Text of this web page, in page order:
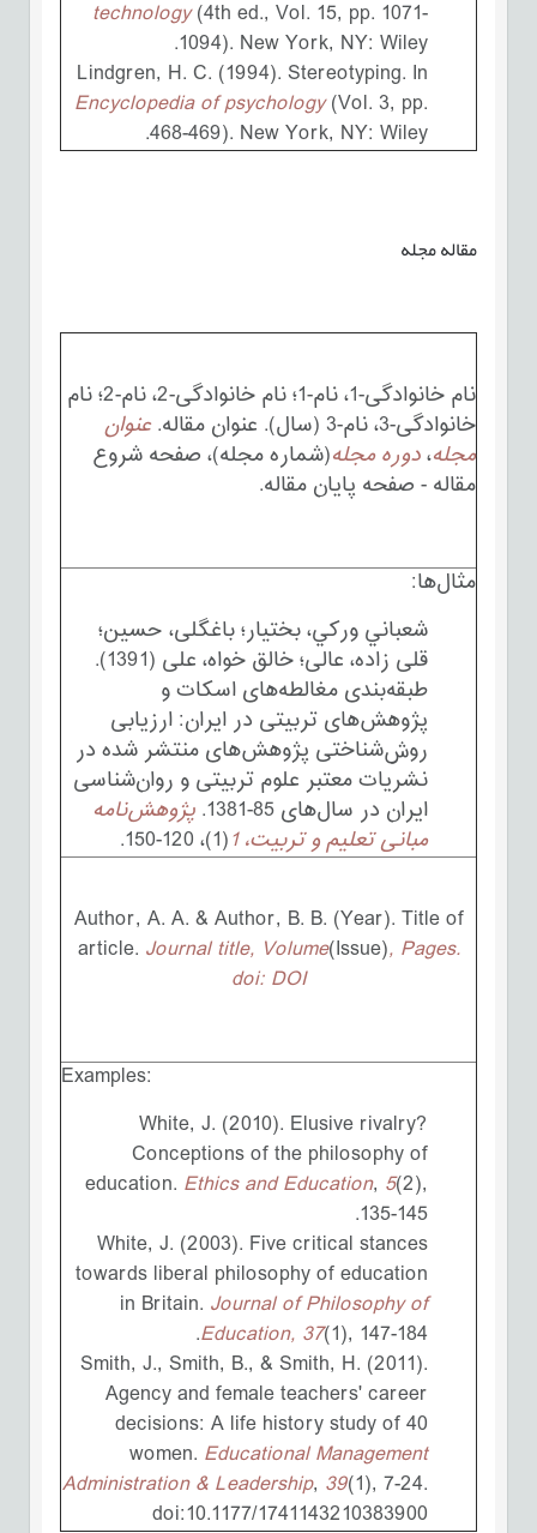
technology (4th ed., Vol. 15, pp. 1071-
1094). New York, NY: Wiley.
Lindgren, H. C. (1994). Stereotyping. In
Encyclopedia of psychology(Vol. 3, pp.
468-469). New York, NY: Wiley.
مقاله مجله
نام خانوادگی-1، نام-1؛ نام خانوادگی-2، نام-2؛ نام
خانوادگی-3، نام-3 (سال). عنوان مقاله.
عنوان
مجله،دوره مجله(شماره مجله)، صفحه شروع
مقاله - صفحه پایان مقاله.
مثال‌ها:
شعباني وركي، بختیار؛ باغگلی، حسین؛
قلی زاده، عالی؛ خالق خواه، علی (1391).
طبقه‌بندی مغالطه‌های اسکات و
پژوهش‌های تربیتی در ایران: ارزیابی
روش‌شناختی پژوهش‌های منتشر شده در
نشریات معتبر علوم تربیتی و روان‌شناسی
ایران در سال‌های 85-1381.
پژوهش‌نامه
مبانی تعلیم و تربیت، 1 (1)، 120-150.
Author, A. A. & Author, B. B. (Year). Title of
article.Journal title , Volume(Issue) , Pages.
doi: DOI
Examples:
White, J. (2010). Elusive rivalry?
Conceptions of the philosophy of
education.Ethics and Education ,5(2),
135-145.
White, J. (2003). Five critical stances
towards liberal philosophy of education
in Britain.Journal of Philosophy of
Education, 37(1), 147-184.
Smith, J., Smith, B., & Smith, H. (2011).
Agency and female teachers' career
decisions: A life history study of 40
women.Educational Management
Administration & Leadership ,39(1), 7-24.
doi:10.1177/1741143210383900